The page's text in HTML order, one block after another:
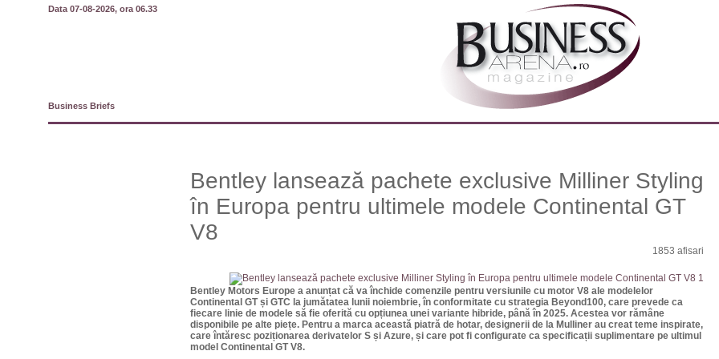
Data 07-08-2026, ora 06.33
Business Briefs
Bentley lansează pachete exclusive Milliner Styling
în Europa pentru ultimele modele Continental GT
V8
1853 afisari
Bentley Motors Europe a anunțat că va închide comenzile pentru versiunile cu motor V8 ale modelelor
Continental GT și GTC la jumătatea lunii noiembrie, în conformitate cu strategia Beyond100, care prevede ca
fiecare linie de modele să fie oferită cu opțiunea unei variante hibride, până în 2025. Acestea vor rămâne
disponibile pe alte piețe. Pentru a marca această piatră de hotar, designerii de la Mulliner au creat teme inspirate,
care întăresc poziționarea derivatelor S și Azure, și care pot fi configurate ca specificații suplimentare pe ultimul
model Continental GT V8.